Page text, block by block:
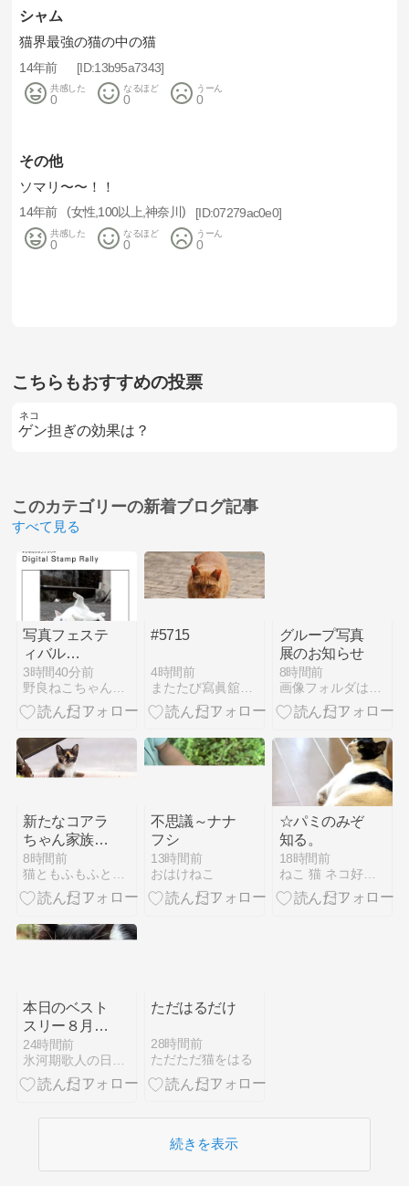
シャム
猫界最強の猫の中の猫
14年前 13b95a7343
共感した
0
なるほど
0
うーん
0
その他
ソマリ〜〜！！
14年前 女性 100以上 神奈川 07279ac0e0
共感した
0
なるほど
0
うーん
0
こちらもおすすめの投票
ネコ
ゲン担ぎの効果は？
このカテゴリーの新着ブログ記事
すべて見る
写真フェステ
ィバル
「T3」に参
加します。
3時間40分前
野良ねこちゃんねる。 猫写真家・沖 昌之のブログ
#5715
4時間前
グループ写真
展のお知らせ
8時間前
画像フォルダは猫ばかり
新たなコアラ
ちゃん家族に
遭遇しました
☆
8時間前
猫ともふもふと彩りと
不思議～ナナ
フシ
13時間前
おはけねこ
☆パミのみぞ
知る。
18時間前
ねこ 猫 ネコ好きは とまらニャィッ
本日のベスト
スリー８月６
日
24時間前
氷河期歌人の日々の形見
ただはるだけ
28時間前
ただただ猫をはる
続きを表示